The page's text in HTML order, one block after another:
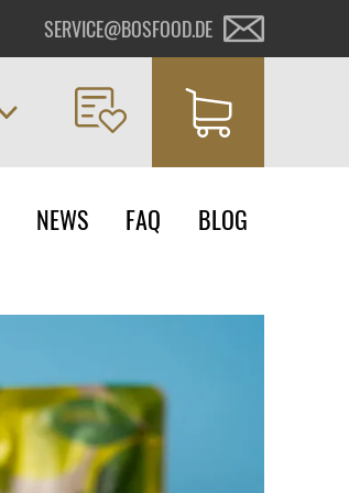
SERVICE@BOSFOOD.DE
NEWS FAQ BLOG